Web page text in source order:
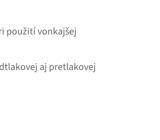
použití vonkajšej
aj pretlakovej